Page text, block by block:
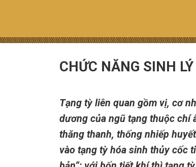
CHỨC NĂNG SINH
Tạng tỳ liên quan gồm vị, cơ
dương của ngũ tạng thuộc chí
thăng thanh, thống nhiếp
vào tạng tỳ hóa sinh thủy cốc